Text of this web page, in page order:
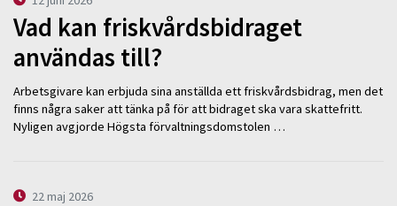
Vad kan friskvårdsbidraget
användas till?
Arbetsgivare kan erbjuda sina anställda ett friskvårdsbidrag, men det
finns några saker att tänka på för att bidraget ska vara skattefritt.
Nyligen avgjorde Högsta förvaltningsdomstolen …
22 maj 2026